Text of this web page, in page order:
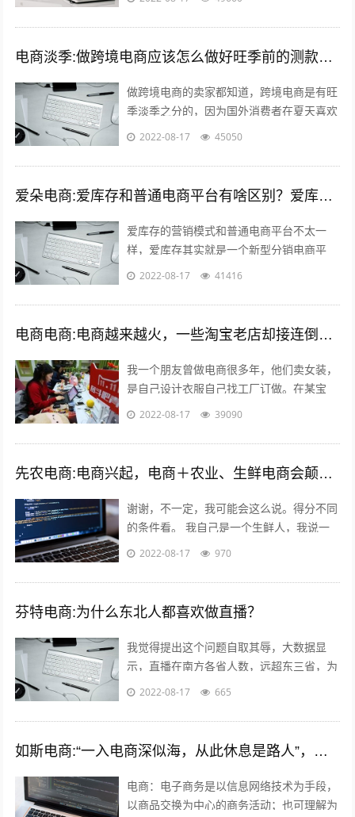
电商淡季:做跨境电商应该怎么做好旺季前的测款和备货呢？
做跨境电商的卖家都知道，跨境电商是有旺
季淡季之分的，因为国外消费者在夏天喜欢
到处去度假之类的，期间并不会经常上网购
2022-08-17 45050
爱朵电商:爱库存和普通电商平台有啥区别？爱库存怎么赚钱？
爱库存的营销模式和普通电商平台不太一
样，爱库存其实就是一个新型分销电商平
台，分销嘛，自然需要更多的店主，所以，
多...
2022-08-17 41416
电商电商:电商越来越火，一些淘宝老店却接连倒闭，现在开网店到底有多难赚钱？
我一个朋友曾做电商很多年，他们卖女装，
是自己设计衣服自己找工厂订做。在某宝
上，有一年的双十一，他们的营业额流水快
2022-08-17 39090
先农电商:电商兴起，电商＋农业、生鲜电商会颠覆掉传统模式吗？
谢谢，不一定，我可能会这么说。得分不同
的条件看。 我自己是一个生鲜人，我说一
些我自己的看法，目前传统农业的一些痛
2022-08-17 970
芬特电商:为什么东北人都喜欢做直播？
我觉得提出这个问题自取其辱，大数据显
示，直播在南方各省人数，远超东三省，为
什么感觉东北人直播多，就是分辩能力太
了...
2022-08-17 665
如斯电商:“一入电商深似海，从此休息是路人”，怎么理解这句话？
电商：电子商务是以信息网络技术为手段，
以商品交换为中心的商务活动；也可理解为